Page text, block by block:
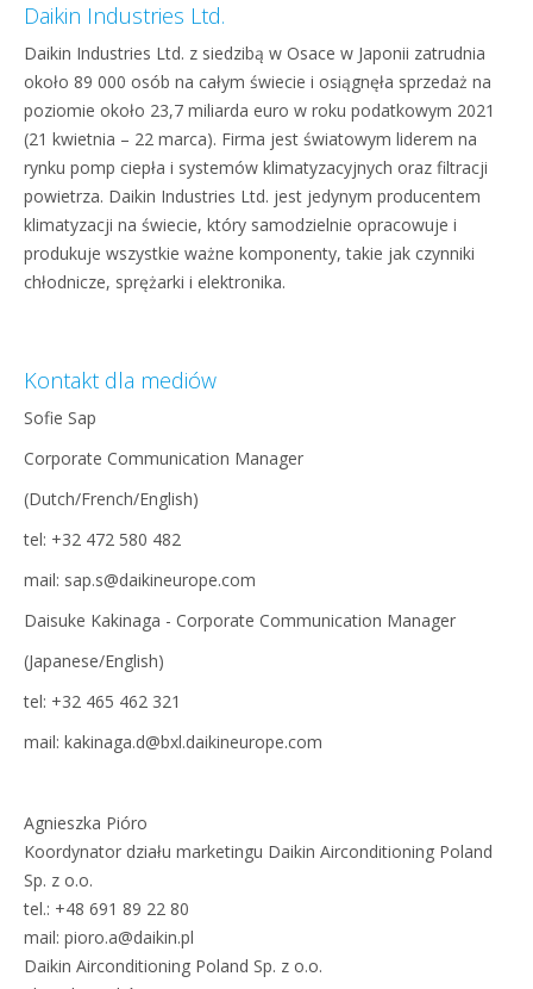
Daikin Industries Ltd.
Daikin Industries Ltd. z siedzibą w Osace w Japonii zatrudnia
około 89 000 osób na całym świecie i osiągnęła sprzedaż na
poziomie około 23,7 miliarda euro w roku podatkowym 2021
(21 kwietnia – 22 marca). Firma jest światowym liderem na
rynku pomp ciepła i systemów klimatyzacyjnych oraz filtracji
powietrza. Daikin Industries Ltd. jest jedynym producentem
klimatyzacji na świecie, który samodzielnie opracowuje i
produkuje wszystkie ważne komponenty, takie jak czynniki
chłodnicze, sprężarki i elektronika.
Kontakt dla mediów
Sofie Sap
Corporate Communication Manager
(Dutch/French/English)
tel: +32 472 580 482
mail: sap.s@daikineurope.com
Daisuke Kakinaga - Corporate Communication Manager
(Japanese/English)
tel: +32 465 462 321
mail: kakinaga.d@bxl.daikineurope.com
Agnieszka Pióro
Koordynator działu marketingu Daikin Airconditioning Poland
Sp. z o.o.
tel.: +48 691 89 22 80
mail: pioro.a@daikin.pl
Daikin Airconditioning Poland Sp. z o.o.